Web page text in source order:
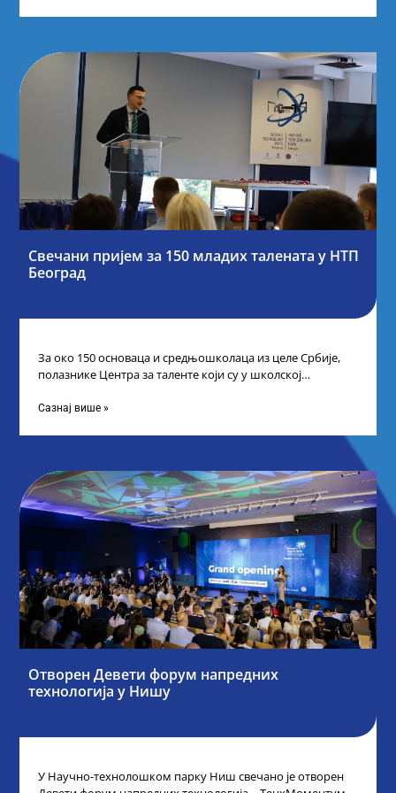
Свечани пријем за 150 младих талената у НТП
Београд
За око 150 основаца и средњошколаца из целе Србије,
полазнике Центра за таленте који су у школској
Сазнај више »
Отворен Девети форум напредних
технологија у Нишу
У Научно-технолошком парку Ниш свечано је отворен